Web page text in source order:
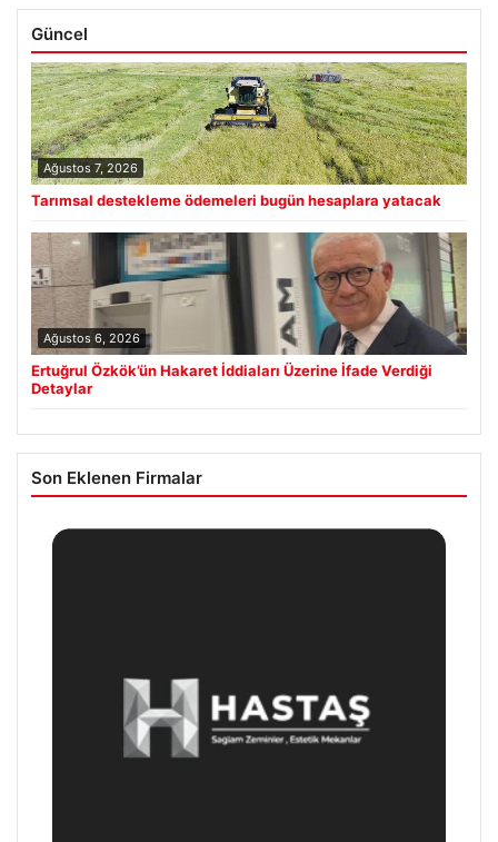
Güncel
Ağustos 7, 2026
Tarımsal destekleme ödemeleri bugün hesaplara yatacak
Ağustos 6, 2026
Ertuğrul Özkök’ün Hakaret İddiaları Üzerine İfade Verdiği
Detaylar
Son Eklenen Firmalar